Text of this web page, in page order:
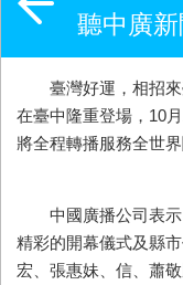
聽中廣
臺灣好運，相招來
在臺中隆重登場，10
將全程轉播服務全世界
中國廣播公司表示
精彩的開幕儀式及縣
宏、張惠妹、信、蕭